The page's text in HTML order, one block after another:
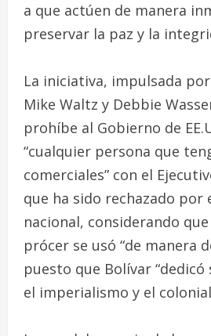
a que actúen de manera
preservar la paz y la
La iniciativa, impulsada
Mike Waltz y Debbie
prohíbe al Gobierno de
“cualquier persona que
comerciales” con el
que ha sido rechazado por
nacional, considerando
prócer se usó “de manera
puesto que Bolívar
el imperialismo y el